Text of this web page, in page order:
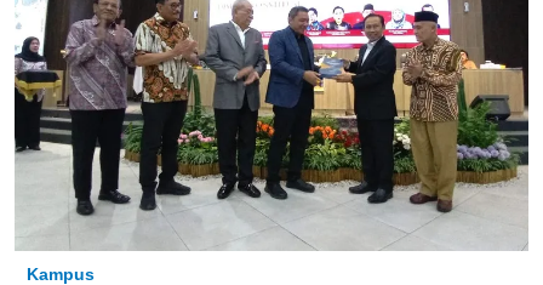
Kampus